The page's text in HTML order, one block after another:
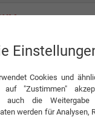
bieten kann
EMPFEHLEN
Cookies und
"Zustimmen"
auch die
werden für Analysen,